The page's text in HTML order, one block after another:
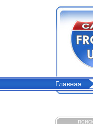
Главная
поиск